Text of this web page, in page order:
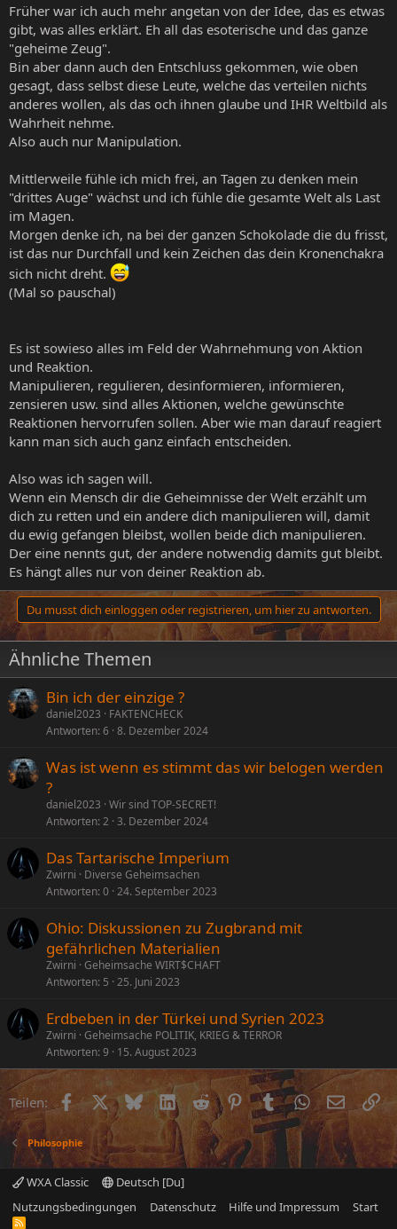
Früher war ich auch mehr angetan von der Idee, das es etwas
gibt, was alles erklärt. Eh all das esoterische und das ganze
"geheime Zeug".
Bin aber dann auch den Entschluss gekommen, wie oben
gesagt, dass selbst diese Leute, welche das verteilen nichts
anderes wollen, als das och ihnen glaube und IHR Weltbild als
Wahrheit nehme.
Also auch nur Manipulation.
Mittlerweile fühle ich mich frei, an Tagen zu denken mein
"drittes Auge" wächst und ich fühle die gesamte Welt als Last
im Magen.
Morgen denke ich, na bei der ganzen Schokolade die du frisst,
ist das nur Durchfall und kein Zeichen das dein Kronenchakra
sich nicht dreht.
(Mal so pauschal)
Es ist sowieso alles im Feld der Wahrnehmung von Aktion
und Reaktion.
Manipulieren, regulieren, desinformieren, informieren,
zensieren usw. sind alles Aktionen, welche gewünschte
Reaktionen hervorrufen sollen. Aber wie man darauf reagiert
kann man sich auch ganz einfach entscheiden.
Also was ich sagen will.
Wenn ein Mensch dir die Geheimnisse der Welt erzählt um
dich zu retten und ein andere dich manipulieren will, damit
du ewig gefangen bleibst, wollen beide dich manipulieren.
Der eine nennts gut, der andere notwendig damits gut bleibt.
Es hängt alles nur von deiner Reaktion ab.
Du musst dich einloggen oder registrieren, um hier zu antworten.
Ähnliche Themen
Bin ich der einzige ?
daniel2023
FAKTENCHECK
Antworten 6 8. Dezember 2024
Was ist wenn es stimmt das wir belogen werden
?
daniel2023 Wir sind TOP-SECRET!
Antworten 2 3. Dezember 2024
Das Tartarische Imperium
Zwirni
Diverse Geheimsachen
Antworten 0 24. September 2023
Ohio: Diskussionen zu Zugbrand mit
gefährlichen Materialien
Zwirni
Geheimsache WIRT$CHAFT
Antworten 5 25. Juni 2023
Erdbeben in der Türkei und Syrien 2023
Zwirni
Geheimsache POLITIK, KRIEG & TERROR
Antworten 9 15. August 2023
Teilen: FacebookX (Twitter)
BlueskyLinkedIn
Reddit Pinterest
Tumblr WhatsApp
E-Mail
Philosophie
WXA Classic
Deutsch [Du]
Nutzungsbedingungen
Datenschutz Hilfe und Impressum Start
R